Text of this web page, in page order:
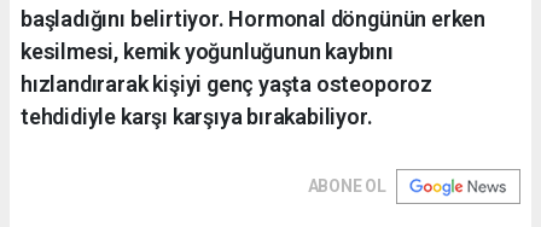
başladığını belirtiyor. Hormonal döngünün erken
kesilmesi, kemik yoğunluğunun kaybını
hızlandırarak kişiyi genç yaşta osteoporoz
tehdidiyle karşı karşıya bırakabiliyor.
ABONE OL